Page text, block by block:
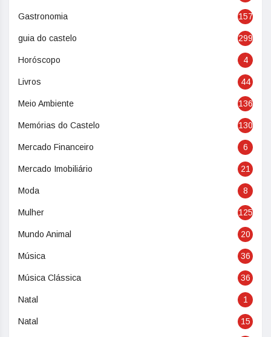
Gastronomia 157
guia do castelo 299
Horóscopo 4
Livros 44
Meio Ambiente 136
Memórias do Castelo 130
Mercado Financeiro 6
Mercado Imobiliário 21
Moda 8
Mulher 125
Mundo Animal 20
Música 36
Música Clássica 36
Natal 1
Natal 15